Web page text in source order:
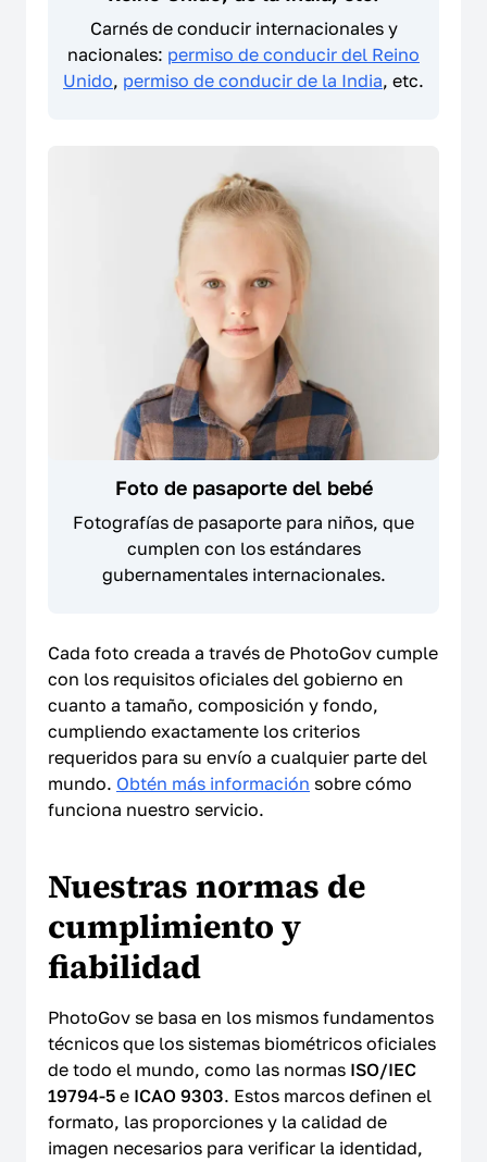
Carnés de conducir internacionales y
nacionales: permiso de conducir del Reino
Unido, permiso de conducir de la India, etc.
Foto de pasaporte del bebé
Fotografías de pasaporte para niños, que
cumplen con los estándares
gubernamentales internacionales.
Cada foto creada a través de PhotoGov cumple
con los requisitos oficiales del gobierno en
cuanto a tamaño, composición y fondo,
cumpliendo exactamente los criterios
requeridos para su envío a cualquier parte del
mundo. Obtén más información sobre cómo
funciona nuestro servicio.
Nuestras normas de
cumplimiento y
fiabilidad
PhotoGov se basa en los mismos fundamentos
técnicos que los sistemas biométricos oficiales
de todo el mundo, como las normas ISO/IEC
19794-5 e ICAO 9303. Estos marcos definen el
formato, las proporciones y la calidad de
imagen necesarios para verificar la identidad,